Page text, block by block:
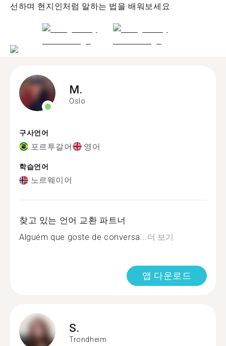
선하며 현지인처럼 말하는 법을 배워보세요.
M.
Oslo
구사언어
포르투갈어 영어
학습언어
노르웨이어
찾고 있는 언어 교환 파트너
Alguém que goste de conversa...더 보기
앱 다운로드
S.
Trondheim